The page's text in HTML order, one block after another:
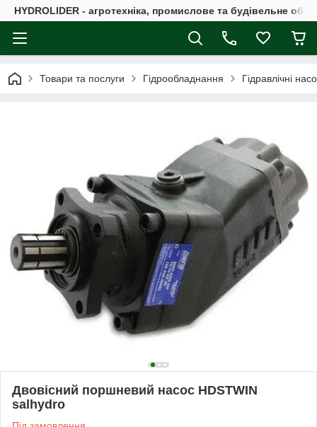
HYDROLIDER - агротехніка, промислове та будівельне
Товари та послуги Гідрообладнання Гідравлічні
Двовісний поршневий насос HDSTWIN
salhydro